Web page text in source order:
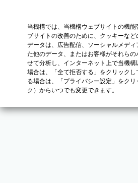
当機構では、当機構ウェブサイトの機
ブサイトの改善のために、クッキーな
データは、広告配信、ソーシャルメデ
た他のデータ、またはお客様がそれら
せて分析し、インターネット上で当機
場合は、「全て拒否する」をクリック
る場合は、「プライバシー設定」をク
ク）からいつでも変更できます。